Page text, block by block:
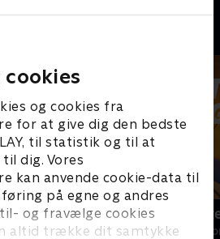
cookies
og cookies fra
for at give dig den bedste
til statistik og til at
dig. Vores
kan anvende cookie-data til
på egne og andres
og fravælge cookies
altid trække dit samtykke
Luftens
Drama • 3